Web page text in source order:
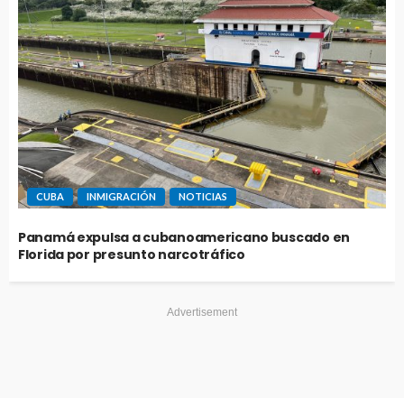
CUBA INMIGRACIÓN NOTICIAS
Panamá expulsa a cubanoamericano buscado en
Florida por presunto narcotráfico
Advertisement